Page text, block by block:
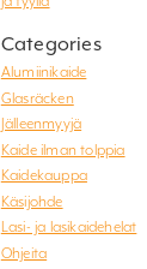
Categories
Alumiinikaide
Glasräcken
Jälleenmyyjä
Kaide ilman tolppia
Kaidekauppa
Käsijohde
Lasi- ja lasikaidehelat
Ohjeita